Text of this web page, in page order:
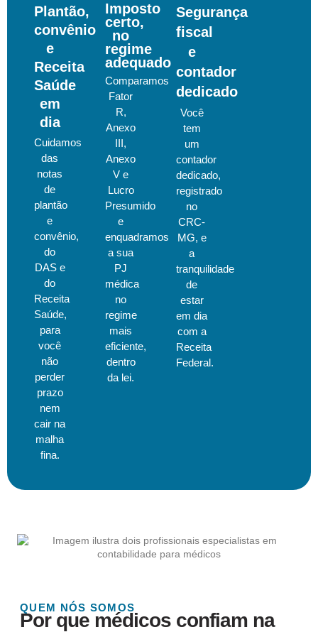
Plantão,
convênio
e
Receita
Saúde
em
dia
Cuidamos
das
notas
de
plantão
e
convênio,
do
DAS e
do
Receita
Saúde,
para
você
não
perder
prazo
nem
cair na
malha
fina.
Imposto
certo,
no
regime
adequado
Comparamos
Fator
R,
Anexo
III,
Anexo
V e
Lucro
Presumido
e
enquadramos
a sua
PJ
médica
no
regime
mais
eficiente,
dentro
da lei.
Segurança
fiscal
e
contador
dedicado
Você
tem
um
contador
dedicado,
registrado
no
CRC-
MG, e
a
tranquilidade
de
estar
em dia
com a
Receita
Federal.
QUEM NÓS SOMOS
Por que médicos confiam na